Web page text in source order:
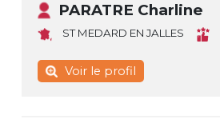
PARATRE Charline
ST MEDARD EN JALLES
Voir le profil